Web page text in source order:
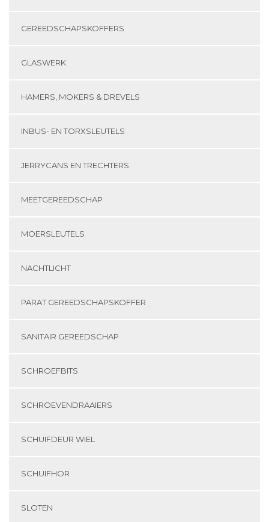
GEREEDSCHAPSKOFFERS
GLASWERK
HAMERS, MOKERS & DREVELS
INBUS- EN TORXSLEUTELS
JERRYCANS EN TRECHTERS
MEETGEREEDSCHAP
MOERSLEUTELS
NACHTLICHT
PARAT GEREEDSCHAPSKOFFER
SANITAIR GEREEDSCHAP
SCHROEFBITS
SCHROEVENDRAAIERS
SCHUIFDEUR WIEL
SCHUIFHOR
SLOTEN